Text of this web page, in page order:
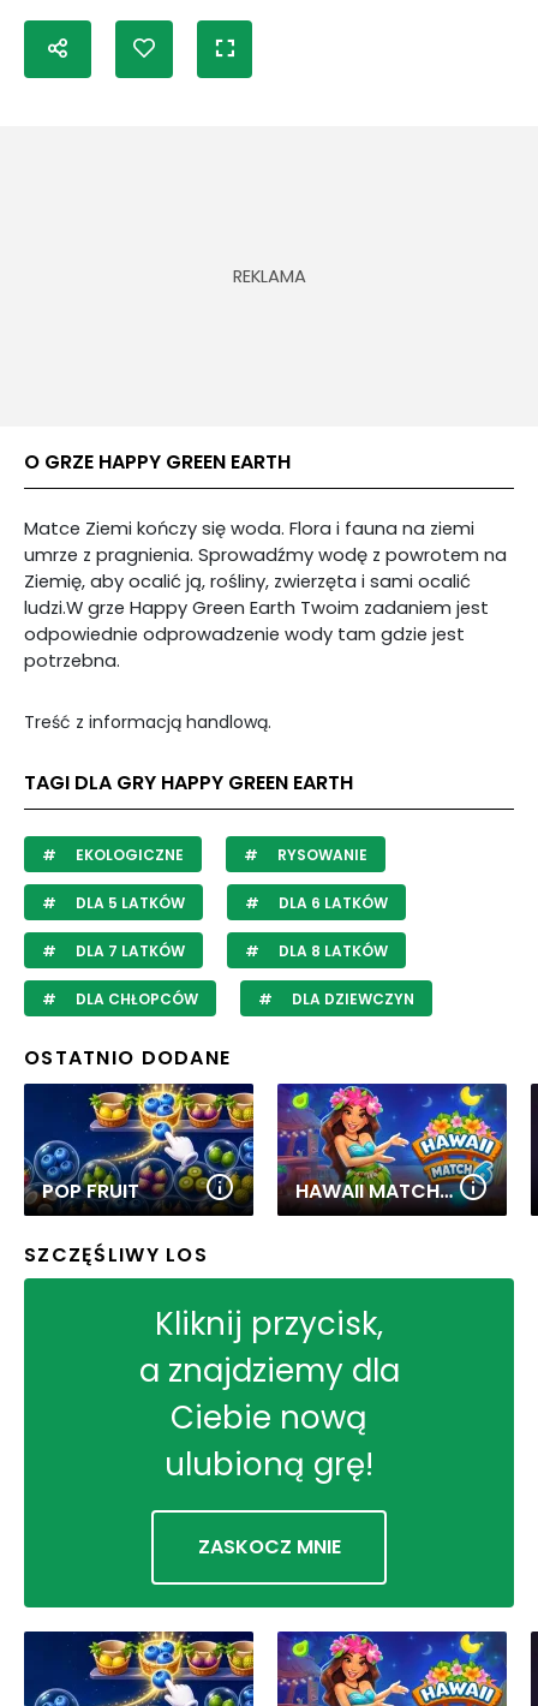
O GRZE HAPPY GREEN EARTH
Matce Ziemi kończy się woda. Flora i fauna na ziemi
umrze z pragnienia. Sprowadźmy wodę z powrotem na
Ziemię, aby ocalić ją, rośliny, zwierzęta i sami ocalić
ludzi.W grze Happy Green Earth Twoim zadaniem jest
odpowiednie odprowadzenie wody tam gdzie jest
potrzebna.
Treść z informacją handlową.
TAGI DLA GRY HAPPY GREEN EARTH
EKOLOGICZNE RYSOWANIE
DLA 5 LATKÓW DLA 6 LATKÓW
DLA 7 LATKÓW DLA 8 LATKÓW
DLA CHŁOPCÓW DLA DZIEWCZYN
OSTATNIO DODANE
POP FRUIT HAWAII MATCH 6
SZCZĘŚLIWY LOS
Kliknij przycisk,
a znajdziemy dla
Ciebie nową
ulubioną grę!
ZASKOCZ MNIE